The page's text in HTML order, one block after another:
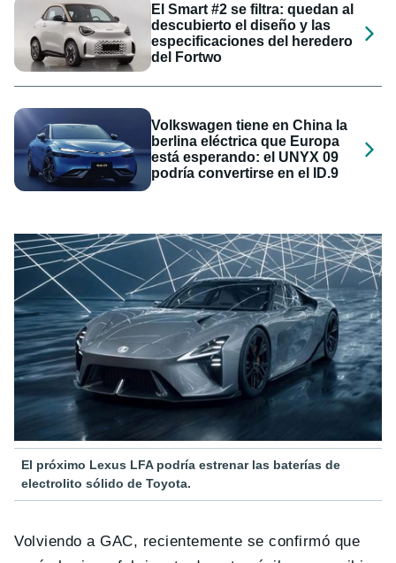
El Smart #2 se filtra: quedan al
descubierto el diseño y las
especificaciones del heredero
del Fortwo
Volkswagen tiene en China la
berlina eléctrica que Europa
está esperando: el UNYX 09
podría convertirse en el ID.9
El próximo Lexus LFA podría estrenar las baterías de
electrolito sólido de Toyota.
Volviendo a GAC, recientemente se confirmó que